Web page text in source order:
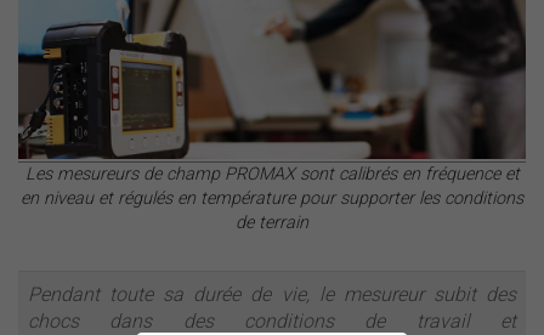
Les mesureurs de champ PROMAX sont calibrés en fréquence et
en niveau et régulés en température pour supporter les conditions
de terrain
Pendant toute sa durée de vie, le mesureur subit des
chocs dans des conditions de travail et